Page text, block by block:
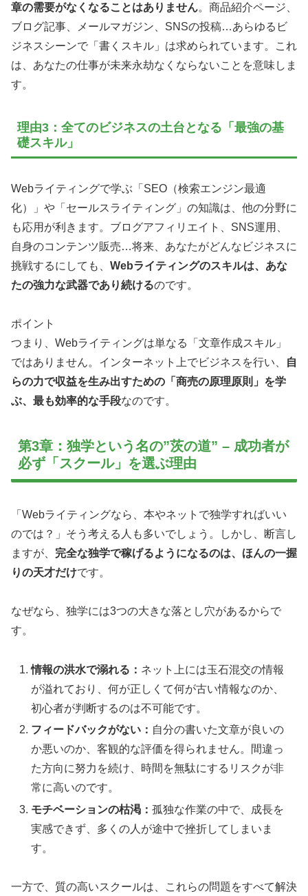
章の需要がなくなることはありません。商品紹介ページ、
ブログ記事、メールマガジン、SNSの投稿…あらゆるビ
ジネスシーンで「書くスキル」は求められています。これ
は、あなたの仕事が未来永劫なくならないことを意味しま
す。
理由3：全てのビジネスの土台となる「最強の基
礎スキル」
Webライティングで学ぶ「SEO（検索エンジン最適
化）」や「セールスライティング」の知識は、他の分野に
も応用が利きます。ブログアフィリエイト、SNS運用、
自身のコンテンツ販売…将来、あなたがどんなビジネスに
挑戦するにしても、 Webライティングのスキルは、あな
たの強力な武器であり続けるのです。
ポイント
つまり、Webライティングは単なる「文章作成スキル」
ではありません。インターネット上でビジネスを行い、
自
らの力で収益を生み出すための「商売の原理原則」を学
ぶ、最も効率的な手段なのです。
第3章：独学という名の”茨の道” – 成功者が
必ず「スクール」を選ぶ理由
「Webライティングなら、本やネットで独学すればいい
のでは？」そう考える人も多いでしょう。しかし、断言し
ますが、 完全な独学で稼げるようになるのは、ほんの一握
りの天才だけです。
なぜなら、独学には3つの大きな落とし穴があるからで
す。
情報の洪水で溺れる： ネット上には玉石混交の情報
が溢れており、何が正しくて何が古い情報なのか、
初心者が判断するのは不可能です。
フィードバックがない： 自分の書いた文章が良いの
か悪いのか、客観的な評価を得られません。間違っ
た方向に努力を続け、時間を無駄にするリスクが非
常に高いのです。
モチベーションの枯渇：孤独な作業の中で、成長を
実感できず、多くの人が途中で挫折してしまいま
す。
一方で、質の高いスクールは、これらの問題をすべて解決